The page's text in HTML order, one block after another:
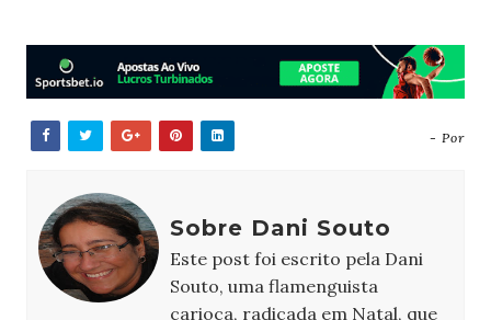
- Por
Sobre Dani Souto
Este post foi escrito pela Dani
Souto, uma flamenguista
carioca, radicada em Natal, que